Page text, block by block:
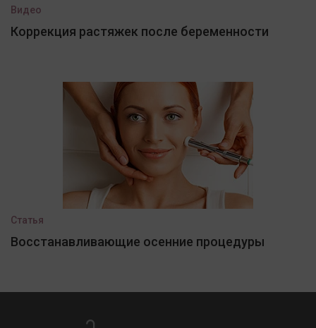
Видео
Коррекция растяжек после беременности
Статья
Восстанавливающие осенние процедуры